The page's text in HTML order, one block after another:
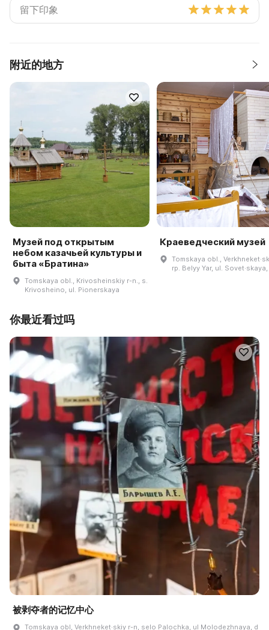
附近的地方
Музей под открытым
небом казачьей культуры и
быта «Братина»
Tomskaya obl., Krivosheinskiy r-n., s.
Krivosheino, ul. Pionerskaya
Краеведческий музей
Tomskaya obl.,
rp. Belyy Yar, ul. Sovet·skaya,
你最近看过吗
被剥夺者的记忆中心
Tomskaya obl, Verkhneket·skiy r-n, selo Palochka, ul Molodezhnaya, d